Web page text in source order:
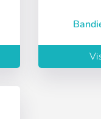
Password:
Ricordare la